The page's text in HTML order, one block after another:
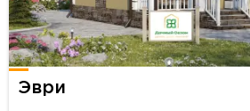
Эври